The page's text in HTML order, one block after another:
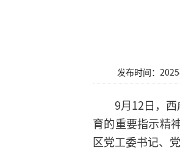
发布时间：
9月12日，
育的重要指示精
区党工委书记、